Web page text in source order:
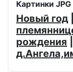
Картинки
Новый год
рождения